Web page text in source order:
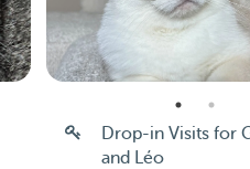
Drop-in Visits for
and Léo